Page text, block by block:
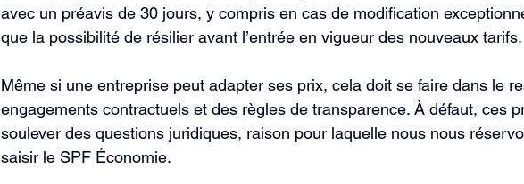
avec un préavis de 30 jours, y compris en cas de modification
que la possibilité de résilier avant l’entrée en vigueur des nouveaux tarifs.
Même si une entreprise peut adapter ses prix, cela doit se faire dans le
engagements contractuels et des règles de transparence. À défaut, ces
soulever des questions juridiques, raison pour laquelle nous nous
saisir le SPF Économie.